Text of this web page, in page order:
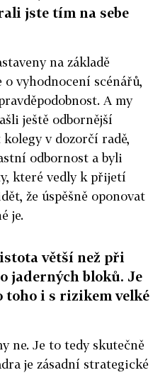
jste tím na sebe
na základě
o vyhodnocení scénářů,
A my
ještě odbornější
v dozorčí radě,
odbornost a byli
které vedly k přijetí
že úspěšně oponovat
je.
větší než při
jaderných bloků. Je
toho i s rizikem velké
ne. Je to tedy skutečně
je zásadní strategické